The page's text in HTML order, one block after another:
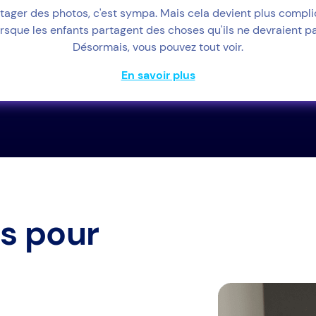
des photos, c'est sympa. Mais cela devient plus
les enfants partagent des choses qu'ils ne devraient
Désormais, vous pouvez tout voir.
En savoir plus
pour